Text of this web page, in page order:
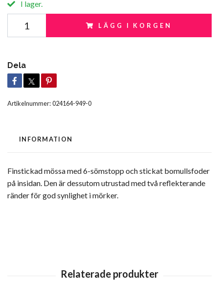
I lager.
LÄGG I KORGEN
Dela
Artikelnummer:024164-949-0
INFORMATION
Finstickad mössa med 6-sömstopp och stickat bomullsfoder
på insidan. Den är dessutom utrustad med två reflekterande
ränder för god synlighet i mörker.